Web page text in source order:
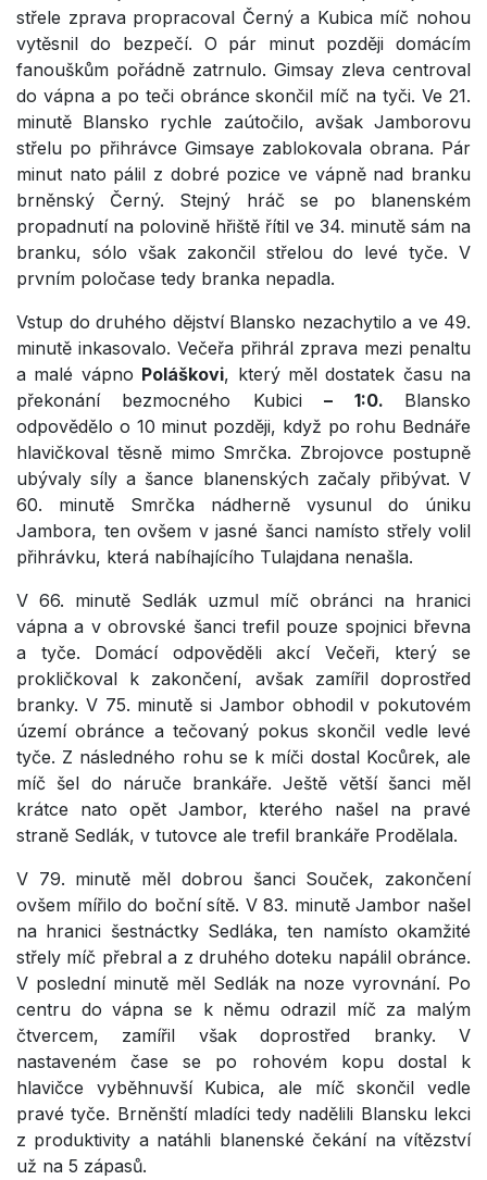
střele zprava propracoval Černý a Kubica míč nohou
vytěsnil do bezpečí. O pár minut později domácím
fanouškům pořádně zatrnulo. Gimsay zleva centroval
do vápna a po teči obránce skončil míč na tyči. Ve 21.
minutě Blansko rychle zaútočilo, avšak Jamborovu
střelu po přihrávce Gimsaye zablokovala obrana. Pár
minut nato pálil z dobré pozice ve vápně nad branku
brněnský Černý. Stejný hráč se po blanenském
propadnutí na polovině hřiště řítil ve 34. minutě sám na
branku, sólo však zakončil střelou do levé tyče. V
prvním poločase tedy branka nepadla.
Vstup do druhého dějství Blansko nezachytilo a ve 49.
minutě inkasovalo. Večeřa přihrál zprava mezi penaltu
a malé vápno Poláškovi, který měl dostatek času na
překonání bezmocného Kubici– 1:0. Blansko
odpovědělo o 10 minut později, když po rohu Bednáře
hlavičkoval těsně mimo Smrčka. Zbrojovce postupně
ubývaly síly a šance blanenských začaly přibývat. V
60. minutě Smrčka nádherně vysunul do úniku
Jambora, ten ovšem v jasné šanci namísto střely volil
přihrávku, která nabíhajícího Tulajdana nenašla.
V 66. minutě Sedlák uzmul míč obránci na hranici
vápna a v obrovské šanci trefil pouze spojnici břevna
a tyče. Domácí odpověděli akcí Večeři, který se
prokličkoval k zakončení, avšak zamířil doprostřed
branky. V 75. minutě si Jambor obhodil v pokutovém
území obránce a tečovaný pokus skončil vedle levé
tyče. Z následného rohu se k míči dostal Kocůrek, ale
míč šel do náruče brankáře. Ještě větší šanci měl
krátce nato opět Jambor, kterého našel na pravé
straně Sedlák, v tutovce ale trefil brankáře Prodělala.
V 79. minutě měl dobrou šanci Souček, zakončení
ovšem mířilo do boční sítě. V 83. minutě Jambor našel
na hranici šestnáctky Sedláka, ten namísto okamžité
střely míč přebral a z druhého doteku napálil obránce.
V poslední minutě měl Sedlák na noze vyrovnání. Po
centru do vápna se k němu odrazil míč za malým
čtvercem, zamířil však doprostřed branky. V
nastaveném čase se po rohovém kopu dostal k
hlavičce vyběhnuvší Kubica, ale míč skončil vedle
pravé tyče. Brněnští mladíci tedy nadělili Blansku lekci
z produktivity a natáhli blanenské čekání na vítězství
už na 5 zápasů.